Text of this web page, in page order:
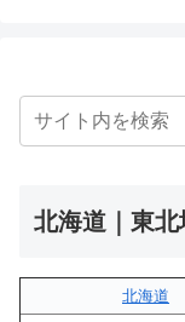
北海道｜東北
北海道